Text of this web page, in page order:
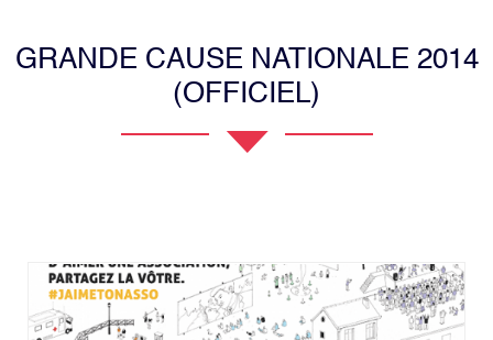
GRANDE CAUSE NATIONALE 2014
(OFFICIEL)